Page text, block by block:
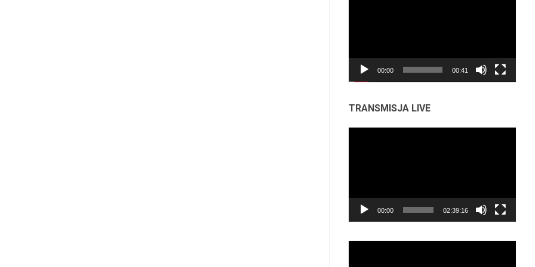
00:00 00:41
TRANSMISJA LIVE
00:00 02:39:16